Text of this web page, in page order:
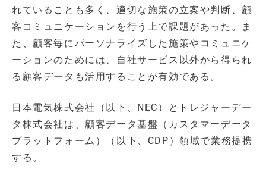
れていることも多く、適切な施策の立案や判断、顧
客コミュニケーションを行う上で課題があった。ま
た、顧客毎にパーソナライズした施策やコミュニケ
ーションのためには、自社サービス以外から得られ
る顧客データも活用することが有効である。
日本電気株式会社（以下、NEC）とトレジャーデー
タ株式会社は、顧客データ基盤（カスタマーデータ
プラットフォーム）（以下、CDP）領域で業務提携
する。